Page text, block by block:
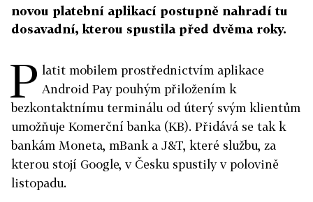
novou platební aplikací postupně nahradí tu
dosavadní, kterou spustila před dvěma roky.
P latit mobilem prostřednictvím aplikace
Android Pay pouhým přiložením k
bezkontaktnímu terminálu od úterý svým klientům
umožňuje Komerční banka (KB). Přidává se tak k
bankám Moneta, mBank a J&T, které službu, za
kterou stojí Google, v Česku spustily v polovině
listopadu.